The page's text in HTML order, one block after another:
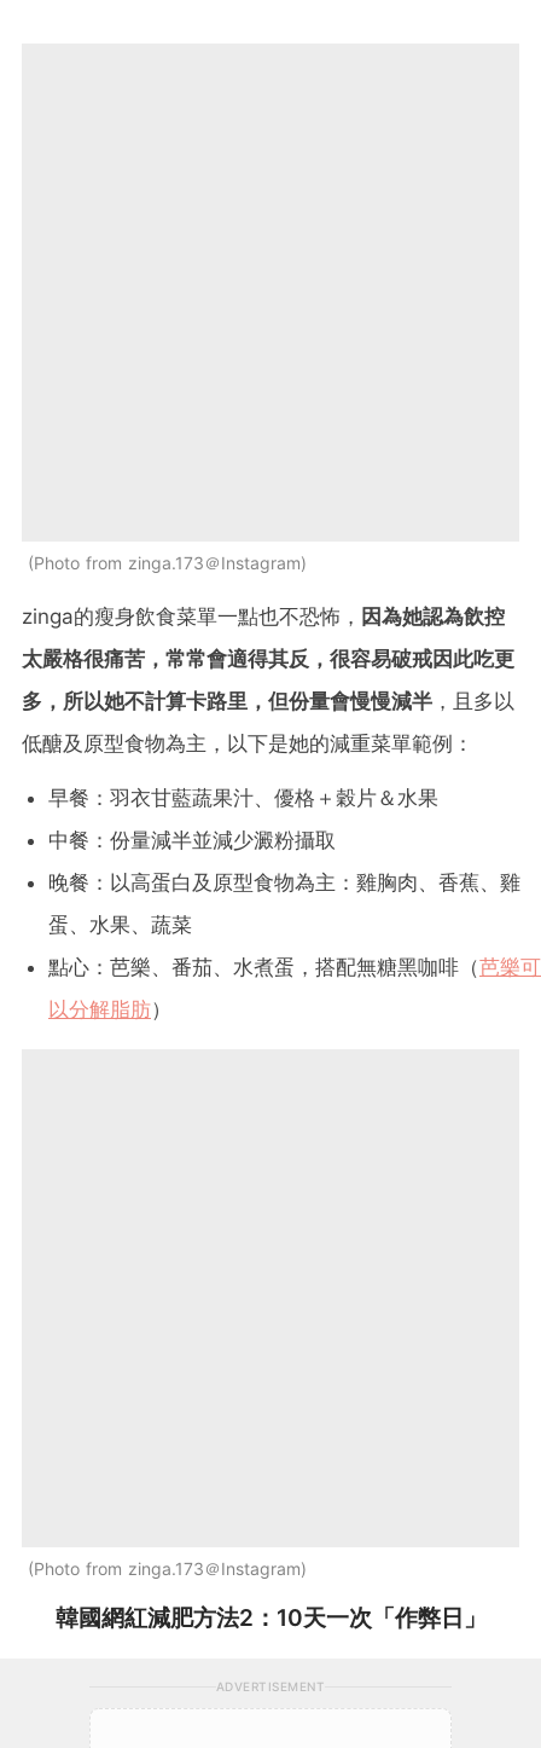
Photo from zinga.173＠Instagram
zinga的瘦身飲食菜單一點也不恐怖， 因為她認為飲控
太嚴格很痛苦，常常會適得其反，很容易破戒因此吃更
多，所以她不計算卡路里，但份量會慢慢減半 ，且多以
低醣及原型食物為主，以下是她的減重菜單範例：
早餐：羽衣甘藍蔬果汁、優格＋穀片＆水果
中餐：份量減半並減少澱粉攝取
晚餐：以高蛋白及原型食物為主：雞胸肉、香蕉、雞
蛋、水果、蔬菜
點心：芭樂、番茄、水煮蛋，搭配無糖黑咖啡（芭樂可
以分解脂肪）
Photo from zinga.173＠Instagram
韓國網紅減肥方法2：10天一次「作弊日」
ADVERTISEMENT